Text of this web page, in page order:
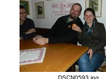
DSCN0593.jpg